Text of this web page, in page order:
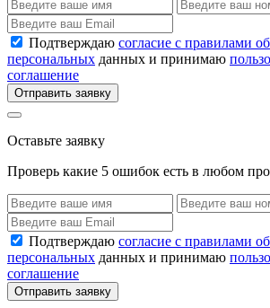
Подтверждаю согласие с правилами
персональных данных и принимаю
соглашение
Отправить заявку
Оставьте заявку
Проверь какие 5 ошибок есть в любом
Подтверждаю согласие с правилами
персональных данных и принимаю
соглашение
Отправить заявку